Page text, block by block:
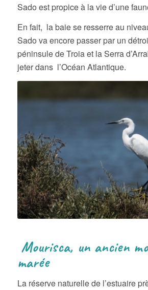
Sado est propice à la vie d’une
En fait, la baie se resserre au
Sado va encore passer par un
péninsule de Troia et la Serra
jeter dans l’Océan Atlantique.
Mourisca, un ancien
marée
La réserve naturelle de l’estuaire